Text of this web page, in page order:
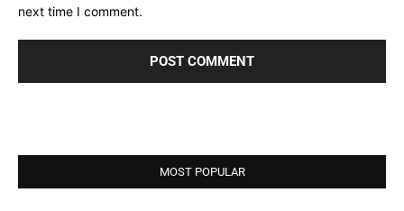
next time I comment.
MOST POPULAR